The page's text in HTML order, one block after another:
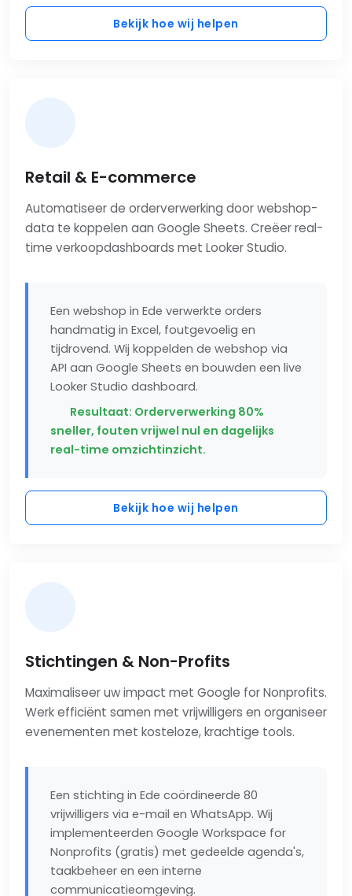
Bekijk hoe wij helpen
Retail & E-commerce
Automatiseer de orderverwerking door webshop-
data te koppelen aan Google Sheets. Creëer real-
time verkoopdashboards met Looker Studio.
Een webshop in Ede verwerkte orders
handmatig in Excel, foutgevoelig en
tijdrovend. Wij koppelden de webshop via
API aan Google Sheets en bouwden een live
Looker Studio dashboard.
Resultaat: Orderverwerking 80%
sneller, fouten vrijwel nul en dagelijks
real-time omzichtinzicht.
Bekijk hoe wij helpen
Stichtingen & Non-Profits
Maximaliseer uw impact met Google for Nonprofits.
Werk efficiënt samen met vrijwilligers en organiseer
evenementen met kosteloze, krachtige tools.
Een stichting in Ede coördineerde 80
vrijwilligers via e-mail en WhatsApp. Wij
implementeerden Google Workspace for
Nonprofits (gratis) met gedeelde agenda's,
taakbeheer en een interne
communicatieomgeving.